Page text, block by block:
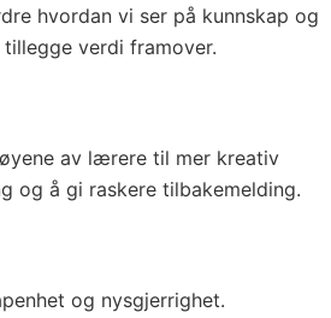
hvordan vi ser på kunnskap og
verdi framover.
av lærere til mer kreativ
og å gi raskere tilbakemelding.
og nysgjerrighet.